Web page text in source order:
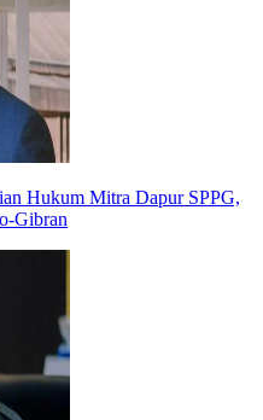
Hukum Mitra Dapur SPPG,
Gibran